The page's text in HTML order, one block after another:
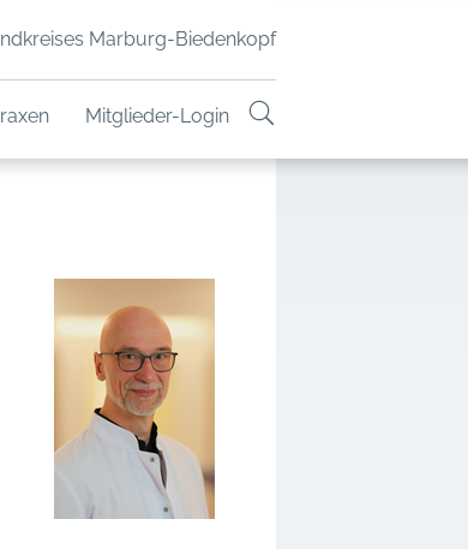
Marburg-Biedenkopf
Mitglieder-Login